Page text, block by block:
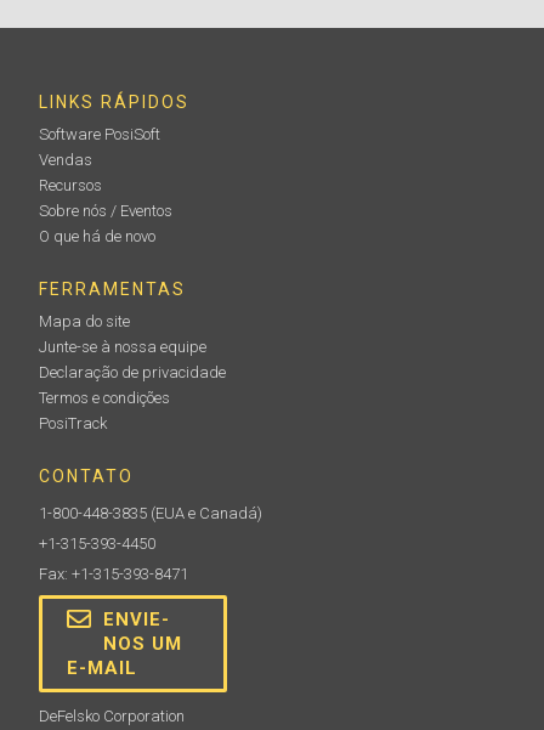
LINKS RÁPIDOS
Software PosiSoft
Vendas
Recursos
Sobre nós / Eventos
O que há de novo
FERRAMENTAS
Mapa do site
Junte-se à nossa equipe
Declaração de privacidade
Termos e condições
PosiTrack
CONTATO
1-800-448-3835 (EUA e Canadá)
+1-315-393-4450
Fax: +1-315-393-8471
ENVIE-
NOS UM
E-MAIL
DeFelsko Corporation